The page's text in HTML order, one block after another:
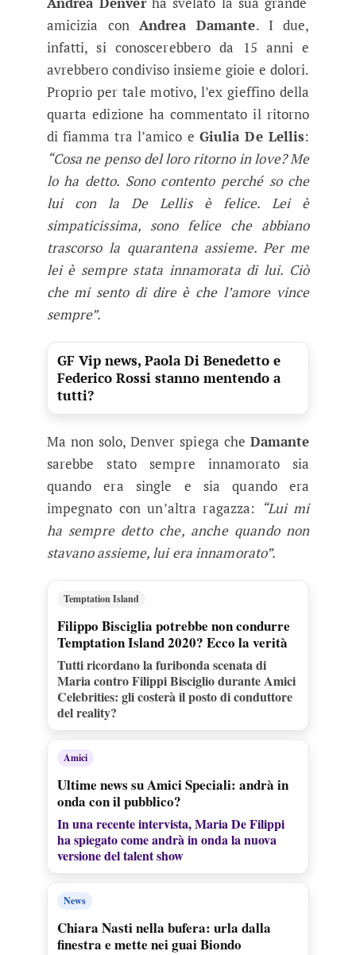
amicizia con Andrea Damante. I due,
infatti, si conoscerebbero da 15 anni e
avrebbero condiviso insieme gioie e dolori.
Proprio per tale motivo, l’ex gieffino della
quarta edizione ha commentato il ritorno
di fiamma tra l’amico e Giulia De Lellis:
“Cosa ne penso del loro ritorno in love? Me
lo ha detto. Sono contento perché so che
lui con la De Lellis è felice. Lei è
simpaticissima, sono felice che abbiano
trascorso la quarantena assieme. Per me
lei è sempre stata innamorata di lui. Ciò
che mi sento di dire è che l’amore vince
sempre”.
GF Vip news, Paola Di Benedetto e
Federico Rossi stanno mentendo a
tutti?
Ma non solo, Denver spiega che Damante
sarebbe stato sempre innamorato sia
quando era single e sia quando era
impegnato con un’altra ragazza: “Lui mi
ha sempre detto che, anche quando non
stavano assieme, lui era innamorato”.
Temptation Island
Filippo Bisciglia potrebbe non condurre
Temptation Island 2020? Ecco la verità
Tutti ricordano la furibonda scenata di
Maria contro Filippi Bisciglio durante Amici
Celebrities: gli costerà il posto di conduttore
del reality?
Amici
Ultime news su Amici Speciali: andrà in
onda con il pubblico?
In una recente intervista, Maria De Filippi
ha spiegato come andrà in onda la nuova
versione del talent show
News
Chiara Nasti nella bufera: urla dalla
finestra e mette nei guai Biondo